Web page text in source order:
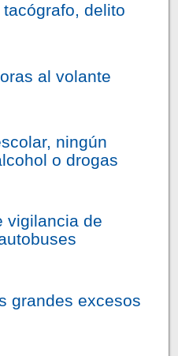
delito
al volante
ningún
o drogas
vigilancia de
grandes excesos